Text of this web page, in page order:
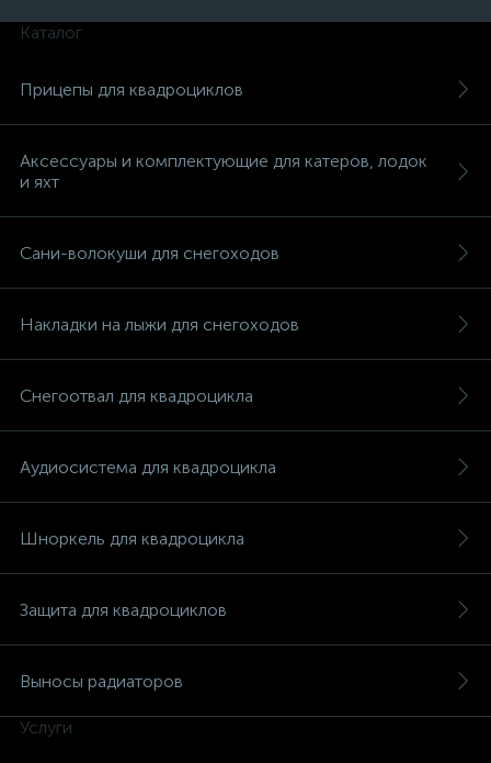
Каталог
Прицепы для квадроциклов
Аксессуары и комплектующие для катеров, лодок
и яхт
Сани-волокуши для снегоходов
Накладки на лыжи для снегоходов
Снегоотвал для квадроцикла
Аудиосистема для квадроцикла
Шноркель для квадроцикла
Защита для квадроциклов
Выносы радиаторов
Услуги